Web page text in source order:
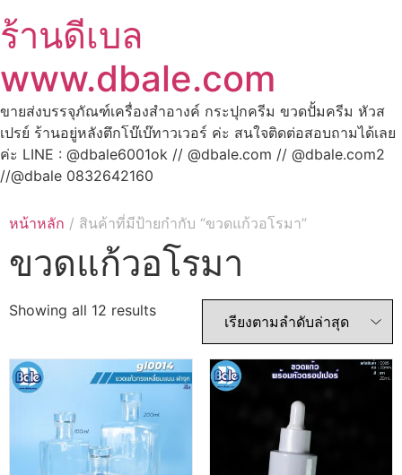
ร้านดีเบล
www.dbale.com
ขายส่งบรรจุภัณฑ์เครื่องสำอางค์ กระปุกครีม ขวดปั้มครีม หัวส
เปรย์ ร้านอยู่หลังตึกโบ๊เบ๊ทาวเวอร์ ค่ะ สนใจติดต่อสอบถามได้เลย
ค่ะ LINE : @dbale6001ok // @dbale.com // @dbale.com2
//@dbale 0832642160
หน้าหลัก / สินค้าที่มีป้ายกำกับ “ขวดแก้วอโรมา”
ขวดแก้วอโรมา
Showing all 12 results